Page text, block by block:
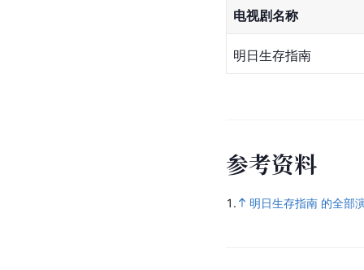
电视剧名称
明日生存指南
参考资料
1. 明日生存指南 的全部